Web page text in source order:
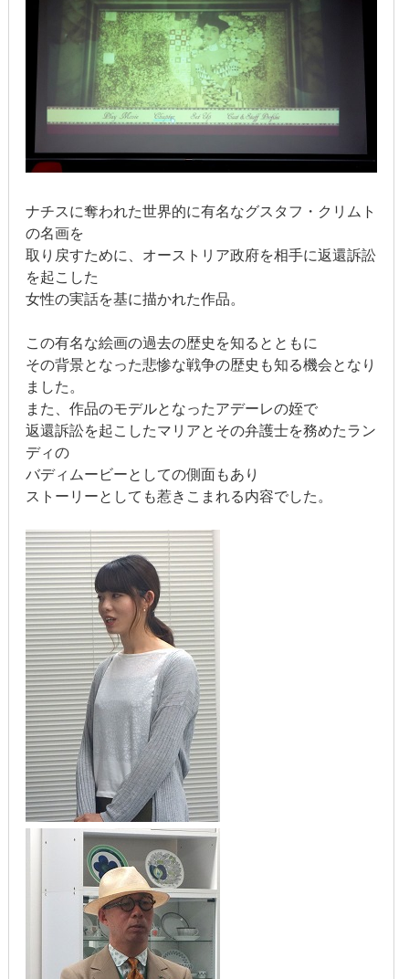
2019年7月
2019年6月
2019年5月
2019年4月
2019年3月
2019年2月
2019年1月
2018年12月
2018年11月
2018年10月
2018年9月
2018年7月
2018年6月
2018年5月
2018年4月
2018年3月
2018年2月
2018年1月
2017年12月
2017年11月
2017年10月
2017年9月
2017年8月
2017年7月
ナチスに奪われた世界的に有名なグスタフ・クリムト
の名画を
取り戻すために、オーストリア政府を相手に返還訴訟
を起こした
女性の実話を基に描かれた作品。
この有名な絵画の過去の歴史を知るとともに
その背景となった悲惨な戦争の歴史も知る機会となり
ました。
また、作品のモデルとなったアデーレの姪で
返還訴訟を起こしたマリアとその弁護士を務めたラン
ディの
バディムービーとしての側面もあり
ストーリーとしても惹きこまれる内容でした。